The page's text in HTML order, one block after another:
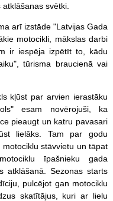
svētki.
arī izstāde "Latvijas Gada
motocikli, mākslas darbi
ir iespēja izpētīt to, kādu
tūrisma braucienā vai
kļūst par arvien ierastāku
esam novērojuši, ka
pieaugt un katru pavasari
lielāks. Tam par godu
stāvvietu un tāpat
īpašnieku gada
atklāšanā. Sezonas starts
pulcējot gan motociklu
skatītājus, kuri ar lielu